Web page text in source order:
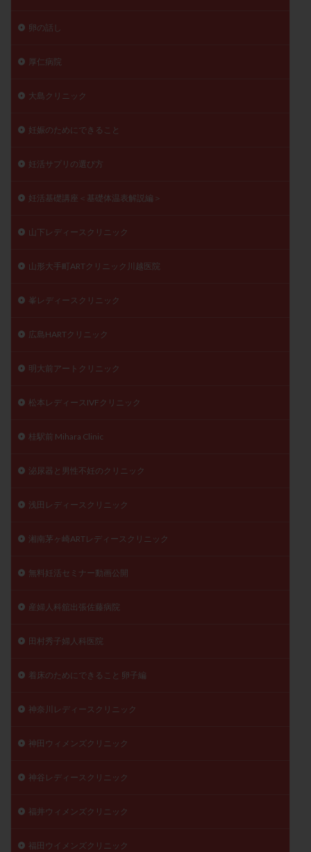
卵の話し
厚仁病院
大島クリニック
妊娠のためにできること
妊活サプリの選び方
妊活基礎講座＜基礎体温表解説編＞
山下レディースクリニック
山形大手町ARTクリニック川越医院
峯レディースクリニック
広島HARTクリニック
明大前アートクリニック
松本レディースIVFクリニック
桂駅前 Mihara Clinic
泌尿器と男性不妊のクリニック
浅田レディースクリニック
湘南茅ヶ崎ARTレディースクリニック
無料妊活セミナー動画公開
産婦人科舘出張佐藤病院
田村秀子婦人科医院
着床のためにできること 卵子編
神奈川レディースクリニック
神田ウィメンズクリニック
神谷レディースクリニック
福井ウィメンズクリニック
福田ウイメンズクリニック